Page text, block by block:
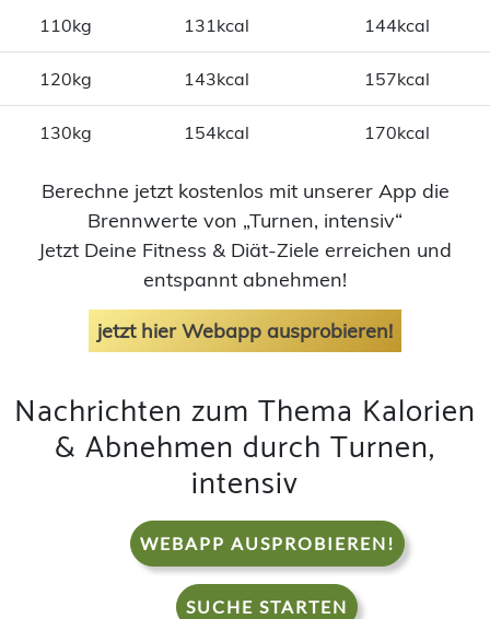
110kg 131kcal 144kcal
120kg 143kcal 157kcal
130kg 154kcal 170kcal
Berechne jetzt kostenlos mit unserer App die
Brennwerte von „Turnen, intensiv“
Jetzt Deine Fitness & Diät-Ziele erreichen und
entspannt abnehmen!
jetzt hier Webapp ausprobieren!
Nachrichten zum Thema Kalorien
& Abnehmen durch Turnen,
intensiv
WEBAPP AUSPROBIEREN!
SUCHE STARTEN